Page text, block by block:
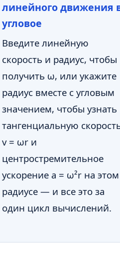
линейного движения
угловое
Введите линейную
скорость и радиус, чтобы
получить ω, или укажите
радиус вместе с угловым
значением, чтобы узнать
тангенциальную
v = ωr и
центростремительное
ускорение a = ω²r на этом
радиусе — и все это за
один цикл вычислений.